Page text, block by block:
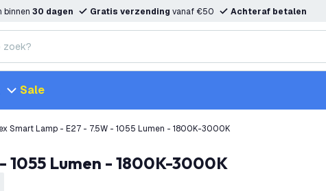
binnen 30 dagen Gratis verzending vanaf €50 Achteraf betalen
Sale
Smart Lamp - E27 - 7.5W - 1055 Lumen - 1800K-3000K
1055 Lumen - 1800K-3000K